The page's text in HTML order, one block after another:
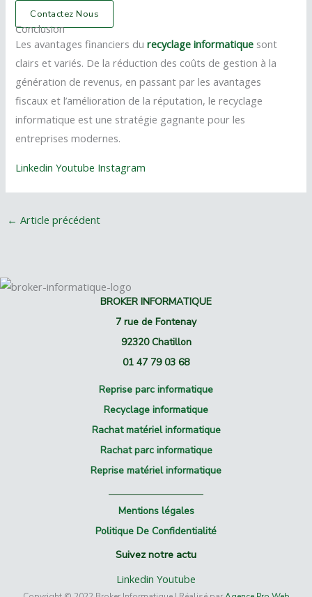
Contactez Nous
Conclusion
Les avantages financiers durecyclage informatique sont
clairs et variés. De la réduction des coûts de gestion à la
génération de revenus, en passant par les avantages
fiscaux et l’amélioration de la réputation, le recyclage
informatique est une stratégie gagnante pour les
entreprises modernes.
Linkedin Youtube Instagram
← Article précédent
BROKER INFORMATIQUE
7 rue de Fontenay
92320 Chatillon
01 47 79 03 68
Reprise parc informatique
Recyclage informatique
Rachat matériel informatique
Rachat parc informatique
Reprise matériel informatique
Mentions légales
Politique De Confidentialité
Suivez notre actu
Linkedin Youtube